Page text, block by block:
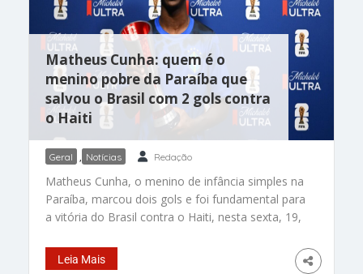
autoridades norte-americanas para agilizar a
emissão do visto, Ana finalmente conseguiu
embarcar rumo aos Estados Unidos. Emoção
Matheus Cunha: quem é o
menino pobre da Paraíba que
salvou o Brasil com 2 gols contra
o Haiti
Geral , Notícias Redação
Matheus Cunha, o menino de infância simples na
Paraíba, marcou dois gols e foi fundamental para
a vitória do Brasil contra o Haiti, nesta sexta, 19,
apenas 4 milhões de seguidores no Instagram e
muito menos visibilidade que Neymar, Vini Jr e
Leia Mais